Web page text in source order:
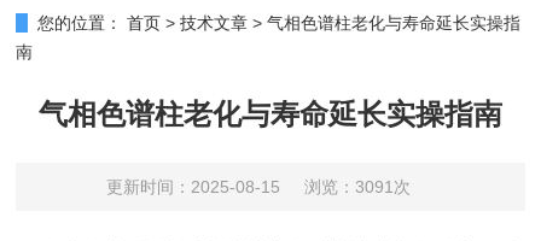
您的位置： 首页 >技术文章 >气相色谱柱老化与寿命延长实操指
南
气相色谱柱老化与寿命延长实操指南
更新时间：2025-08-15 浏览：3091次